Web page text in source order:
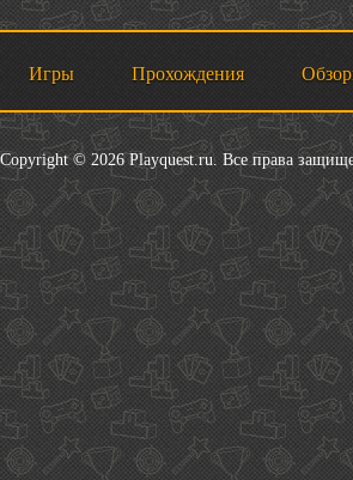
Игры Прохождения
Copyright © 2026 Playquest.ru. Все права